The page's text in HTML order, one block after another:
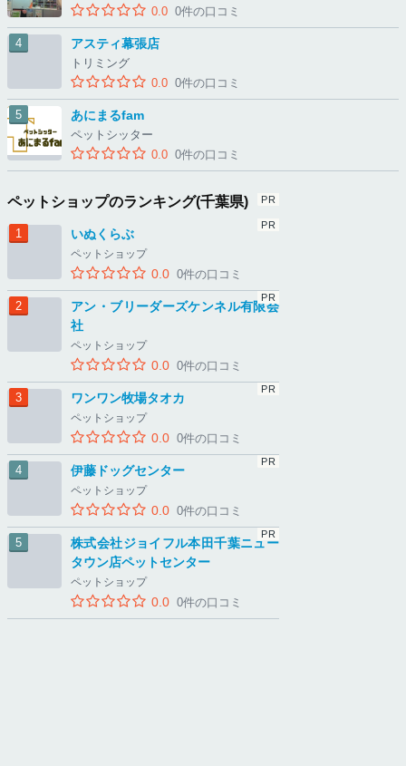
0.0 0件の口コミ
アスティ幕張店
トリミング
0.0 0件の口コミ
あにまるfam
ペットシッター
0.0 0件の口コミ
ペットショップのランキング(千葉県)
いぬくらぶ
ペットショップ
0.0 0件の口コミ
アン・ブリーダーズケンネル有限会
社
ペットショップ
0.0 0件の口コミ
ワンワン牧場タオカ
ペットショップ
0.0 0件の口コミ
伊藤ドッグセンター
ペットショップ
0.0 0件の口コミ
株式会社ジョイフル本田千葉ニュー
タウン店ペットセンター
ペットショップ
0.0 0件の口コミ